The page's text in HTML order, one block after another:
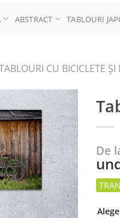
ABSTRACT TABLOURI
CU BICICLETE ŞI
Adaugă
la
favorite
De